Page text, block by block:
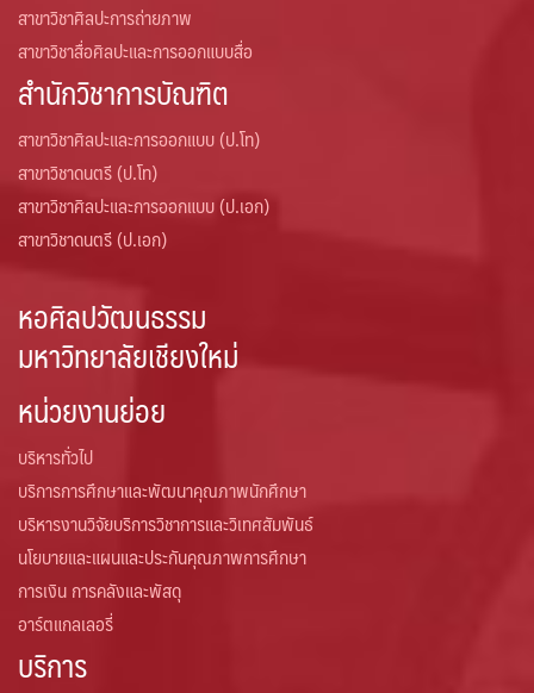
สาขาวิชาศิลปะการถ่ายภาพ
สาขาวิชาสื่อศิลปะและการออกแบบสื่อ
สำนักวิชาการบัณฑิต
สาขาวิชาศิลปะและการออกแบบ (ป.โท)
สาขาวิชาดนตรี (ป.โท)
สาขาวิชาศิลปะและการออกแบบ (ป.เอก)
สาขาวิชาดนตรี (ป.เอก)
หอศิลปวัฒนธรรม
มหาวิทยาลัยเชียงใหม่
หน่วยงานย่อย
บริหารทั่วไป
บริการการศึกษาและพัฒนาคุณภาพนักศึกษา
บริหารงานวิจัยบริการวิชาการและวิเทศสัมพันธ์
นโยบายและแผนและประกันคุณภาพการศึกษา
การเงิน การคลังและพัสดุ
อาร์ตแกลเลอรี่
บริการ